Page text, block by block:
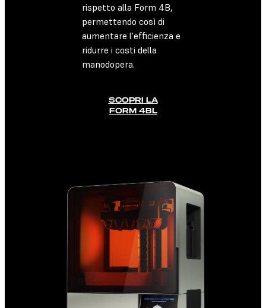
rispetto alla Form 4B,
permettendo così di
aumentare l'efficienza e
ridurre i costi della
manodopera.
SCOPRI LA
FORM 4BL